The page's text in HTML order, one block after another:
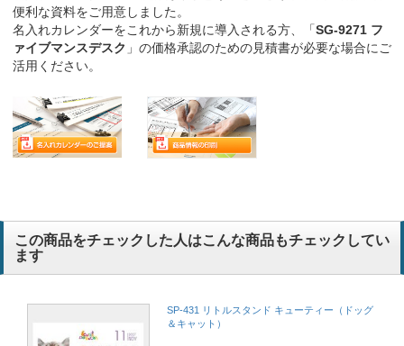
便利な資料をご用意しました。
名入れカレンダーをこれから新規に導入される方、「SG-9271 フ
ァイブマンスデスク 」の価格承認のための見積書が必要な場合にご
活用ください。
この商品をチェックした人はこんな商品もチェックしてい
ます
SP-431 リトルスタンド キューティー（ドッグ
＆キャット）